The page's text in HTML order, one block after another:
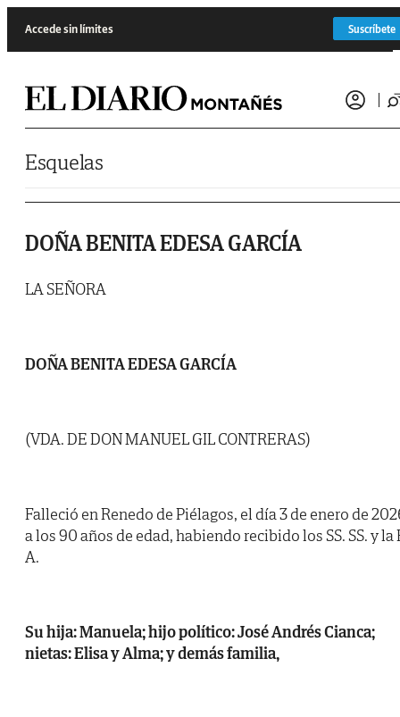
Accede sin límites Suscríbete
Esquelas
DOÑA BENITA EDESA GARCÍA
LA SEÑORA
DOÑA BENITA EDESA GARCÍA
(VDA. DE DON MANUEL GIL CONTRERAS)
Falleció en Renedo de Piélagos, el día 3 de enero de
a los 90 años de edad, habiendo recibido los SS. SS. y la
A.
Su hija: Manuela; hijo político: José Andrés Cianca;
nietas: Elisa y Alma; y demás familia,